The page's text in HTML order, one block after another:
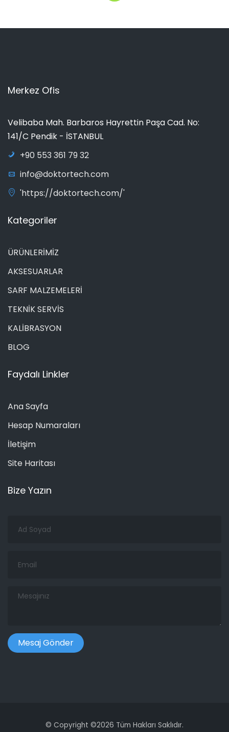
Merkez Ofis
Velibaba Mah. Barbaros Hayrettin Paşa Cad. No:
141/C Pendik - İSTANBUL
+90 553 361 79 32
info@doktortech.com
'https://doktortech.com/'
Kategoriler
ÜRÜNLERİMİZ
AKSESUARLAR
SARF MALZEMELERİ
TEKNİK SERVİS
KALİBRASYON
BLOG
Faydalı Linkler
Ana Sayfa
Hesap Numaraları
İletişim
Site Haritası
Bize Yazın
Soyad
Mesajınız
© Copyright ©2026 Tüm Hakları Saklıdır.